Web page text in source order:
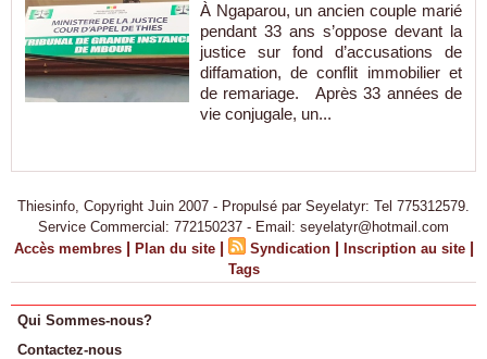
À Ngaparou, un ancien couple marié
pendant 33 ans s’oppose devant la
justice sur fond d’accusations de
diffamation, de conflit immobilier et
de remariage. Après 33 années de
vie conjugale, un...
Thiesinfo, Copyright Juin 2007 - Propulsé par Seyelatyr: Tel 775312579.
Service Commercial: 772150237 - Email: seyelatyr@hotmail.com
Accès membres | Plan du site | Syndication | Inscription au site |
Tags
Qui Sommes-nous?
Contactez-nous